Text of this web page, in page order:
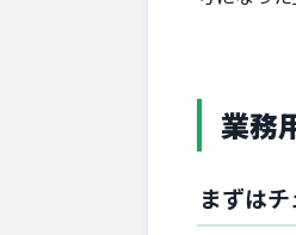
業務
まずは